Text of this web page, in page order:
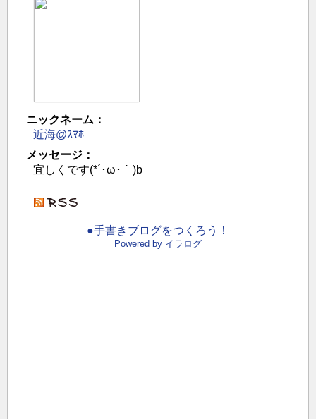
ニックネーム：
近海@ｽﾏﾎ
メッセージ：
宜しくです(*´･ω･｀)b
●手書きブログをつくろう！
Powered by イラログ